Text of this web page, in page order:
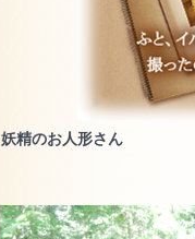
妖精のお人形さん